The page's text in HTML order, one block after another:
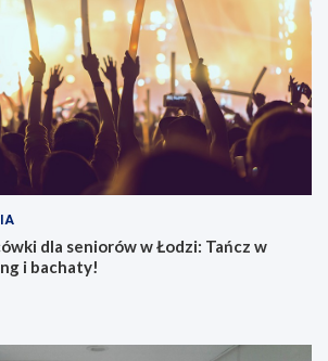
dla seniorów w Łodzi: Tańcz w
i bachaty!